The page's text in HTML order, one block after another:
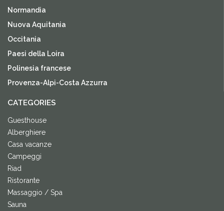
Normandia
Nuova Aquitania
Occitania
Paesi della Loira
Polinesia francese
Provenza-Alpi-Costa Azzurra
CATEGORIES
Guesthouse
Alberghiere
Casa vacanze
Campeggi
Riad
Ristorante
Massaggio / Spa
Sauna